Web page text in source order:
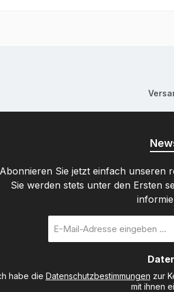
Abonnieren Sie jetzt einfach unseren
Sie werden stets unter den Ersten
Mail-
habe die Datenschutzbestimmungen zur
mit ihnen